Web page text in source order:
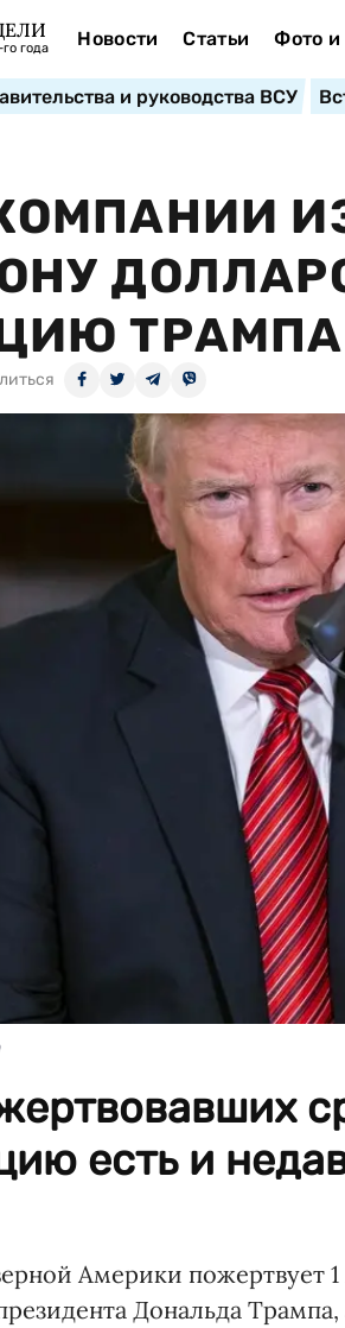
года Новости Статьи Фото и
и руководства ВСУ
ТРАМПА
есть и
Америки пожертвует
Дональда